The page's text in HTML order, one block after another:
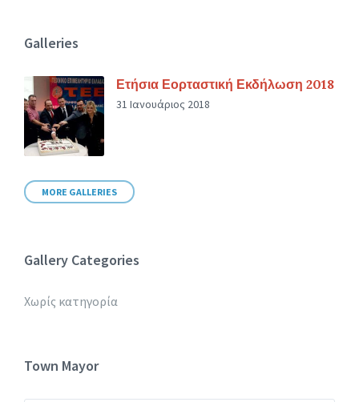
Galleries
Ετήσια Εορταστική Εκδήλωση 2018
31 Ιανουάριος 2018
MORE GALLERIES
Gallery Categories
Χωρίς κατηγορία
Town Mayor